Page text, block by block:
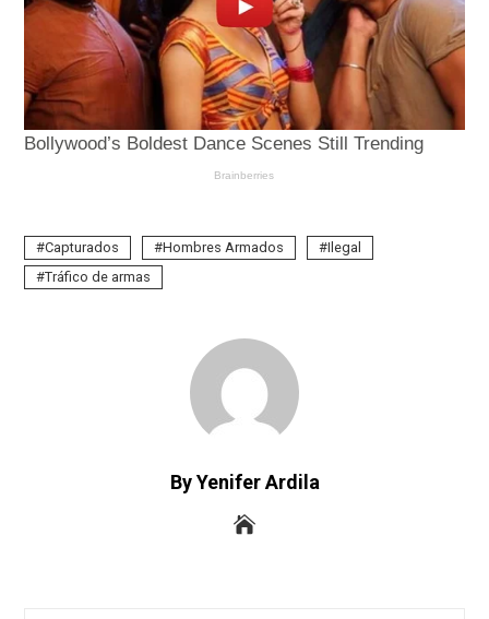
Capturados Hombres Armados
Ilegal
Tráfico de armas
By Yenifer Ardila